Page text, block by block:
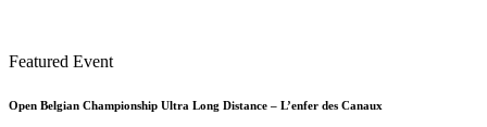
Featured Event
Open Belgian Championship Ultra Long Distance – L’enfer des Canaux